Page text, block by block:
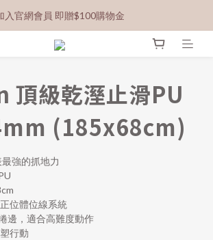
入官網會員 即贈$100購物金
頂級乾溼止滑PU
(185x68cm)
最強的抓地力
位體位線系統
邊，適合高難度動作
行動